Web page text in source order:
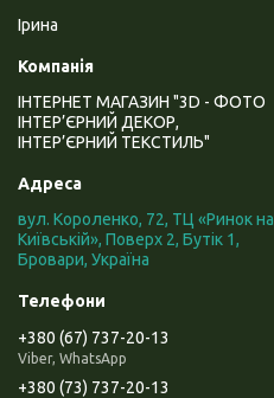
Ірина
ІНТЕРНЕТ МАГАЗИН "3D - ФОТО
ІНТЕР’ЄРНИЙ ДЕКОР,
ІНТЕР’ЄРНИЙ ТЕКСТИЛЬ"
вул. Короленко, 72, ТЦ «Ринок на
Київській», Поверх 2, Бутік 1,
Бровари, Україна
+380 (67) 737-20-13
Viber, WhatsApp
+380 (73) 737-20-13